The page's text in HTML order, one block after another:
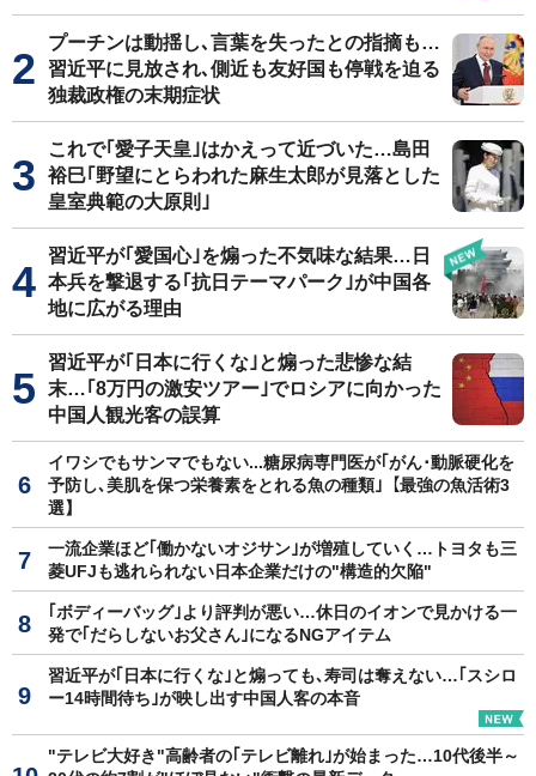
プーチンは動揺し､言葉を失ったとの指摘も…
習近平に見放され､側近も友好国も停戦を迫る
独裁政権の末期症状
これで｢愛子天皇｣はかえって近づいた…島田
裕巳｢野望にとらわれた麻生太郎が見落とした
皇室典範の大原則｣
習近平が｢愛国心｣を煽った不気味な結果…日
本兵を撃退する｢抗日テーマパーク｣が中国各
地に広がる理由
習近平が｢日本に行くな｣と煽った悲惨な結
末…｢8万円の激安ツアー｣でロシアに向かった
中国人観光客の誤算
イワシでもサンマでもない...糖尿病専門医が｢がん･動脈硬化を
予防し､美肌を保つ栄養素をとれる魚の種類｣【最強の魚活術3
選】
一流企業ほど｢働かないオジサン｣が増殖していく…トヨタも三
菱UFJも逃れられない日本企業だけの"構造的欠陥"
｢ボディーバッグ｣より評判が悪い…休日のイオンで見かける一
発で｢だらしないお父さん｣になるNGアイテム
習近平が｢日本に行くな｣と煽っても､寿司は奪えない…｢スシロ
ー14時間待ち｣が映し出す中国人客の本音
"テレビ大好き"高齢者の｢テレビ離れ｣が始まった…10代後半～